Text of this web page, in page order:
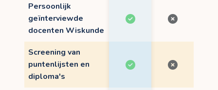
Persoonlijk
geïnterviewde
docenten Wiskunde
Screening van
puntenlijsten en
diploma's